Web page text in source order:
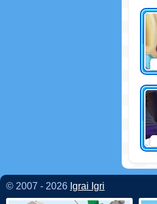
© 2007 - 2026 Igrai Igri